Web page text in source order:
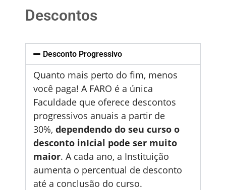
Descontos
Desconto Progressivo
Quanto mais perto do fim, menos
você paga! A FARO é a única
Faculdade que oferece descontos
progressivos anuais a partir de
30%, dependendo do seu curso o
desconto inIcial pode ser muito
maior. A cada ano, a Instituição
aumenta o percentual de desconto
até a conclusão do curso.